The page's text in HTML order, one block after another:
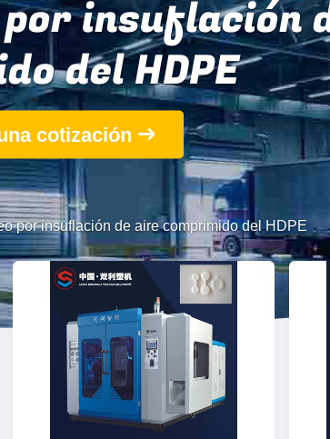
insuflación
del HDPE
cotización
por insuflación de aire comprimido del HDPE